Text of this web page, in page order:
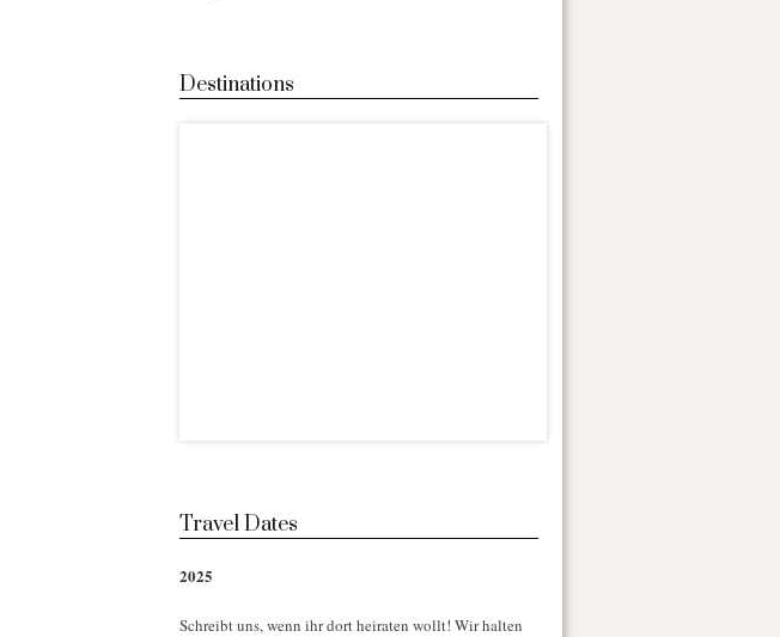
Destinations
Travel Dates
2025
Schreibt uns, wenn ihr dort heiraten wollt! Wir halten